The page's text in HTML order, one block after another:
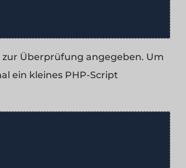
zur Überprüfung angegeben. Um
ein kleines PHP-Script